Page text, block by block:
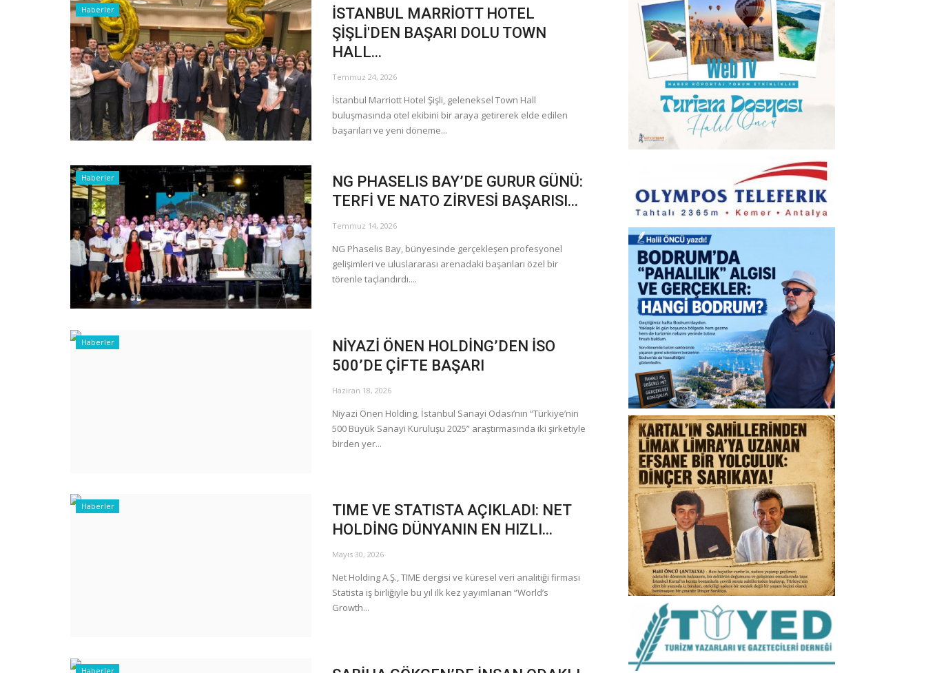
Haberler
İSTANBUL MARRİOTT HOTEL
ŞİŞLİ'DEN BAŞARI DOLU TOWN
HALL...
Temmuz 24, 2026
İstanbul Marriott Hotel Şişli, geleneksel Town Hall
buluşmasında otel ekibini bir araya getirerek elde edilen
başarıları ve yeni döneme...
Haberler
NG PHASELIS BAY’DE GURUR GÜNÜ:
TERFİ VE NATO ZİRVESİ BAŞARISI...
Temmuz 14, 2026
NG Phaselis Bay, bünyesinde gerçekleşen profesyonel
gelişimleri ve uluslararası arenadaki başarıları özel bir
törenle taçlandırdı....
Haberler
NİYAZİ ÖNEN HOLDİNG’DEN İSO
500’DE ÇİFTE BAŞARI
Haziran 18, 2026
Niyazi Önen Holding, İstanbul Sanayi Odası’nın “Türkiye’nin
500 Büyük Sanayi Kuruluşu 2025” araştırmasında iki şirketiyle
birden yer...
Haberler
TIME VE STATISTA AÇIKLADI: NET
HOLDİNG DÜNYANIN EN HIZLI...
Mayıs 30, 2026
Net Holding A.Ş., TIME dergisi ve küresel veri analitiği firması
Statista iş birliğiyle bu yıl ilk kez yayımlanan “World’s
Growth...
Haberler